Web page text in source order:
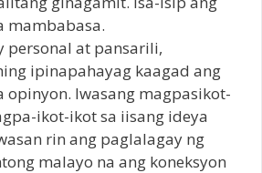
mambabasa.
personal at pansarili,
ipinapahayag kaagad ang
opinyon. Iwasang magpasikot-
ikot-ikot sa iisang ideya
rin ang paglalagay ng
malayo na ang koneksyon